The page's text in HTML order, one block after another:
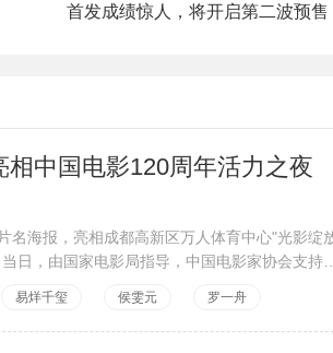
首发成绩惊人，将开启第二波预售
相中国电影120周年活力之夜
名海报，亮相成都高新区万人体育中心"光影绽
易烊千玺 侯雯元 罗一舟